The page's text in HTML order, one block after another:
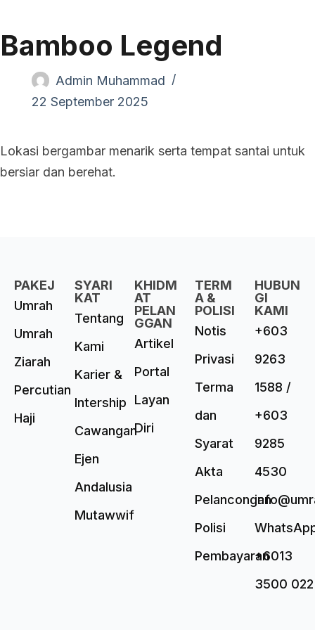
Bamboo Legend
Admin Muhammad
22 September 2025
Lokasi bergambar menarik serta tempat santai untuk
bersiar dan berehat.
PAKEJ
Umrah
Umrah
Ziarah
Percutian
Haji
SYARI
KAT
Tentang
Kami
Karier &
Intership
Cawangan
Ejen
Andalusia
Mutawwif
KHIDM
AT
PELAN
GGAN
Artikel
Portal
Layan
Diri
TERM
A &
POLISI
Notis
Privasi
Terma
dan
Syarat
Akta
Pelancongan
Polisi
Pembayaran
HUBUN
GI
KAMI
+603
9263
1588 /
+603
9285
4530
+6013
3500 022